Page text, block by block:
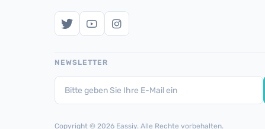
NEWSLETTER
Copyright © 2026 Eassiy. Alle Rechte vorbehalten.